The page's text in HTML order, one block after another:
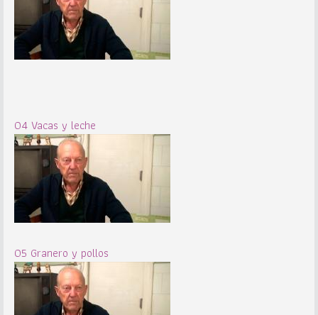
04 Vacas y leche
05 Granero y pollos